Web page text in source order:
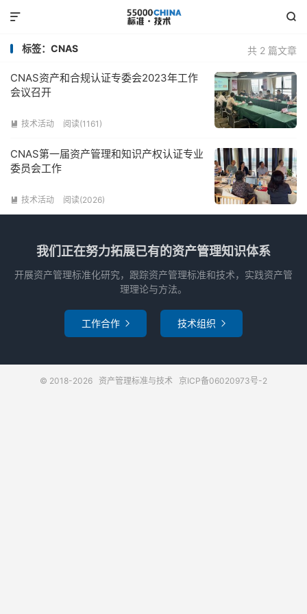


共 2 篇文章
标签：CNAS
CNAS资产和合规认证专委会2023年工作
会议召开
 技术活动 阅读(1161)
CNAS第一届资产管理和知识产权认证专业
委员会工作
 技术活动 阅读(2026)
我们正在努力拓展已有的资产管理知识体系
开展资产管理标准化研究，跟踪资产管理标准和技术，实践资产管
理理论与方法。
工作合作  技术组织 
© 2018-2026 资产管理标准与技术 京ICP备06020973号-2